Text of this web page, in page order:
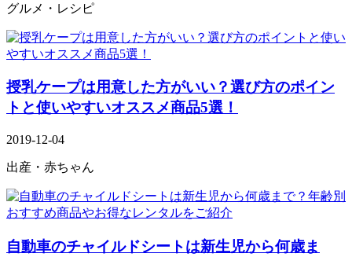
グルメ・レシピ
授乳ケープは用意した方がいい？選び方のポイン
トと使いやすいオススメ商品5選！
2019-12-04
出産・赤ちゃん
自動車のチャイルドシートは新生児から何歳ま